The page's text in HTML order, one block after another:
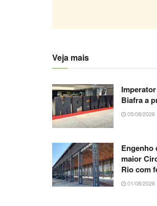
Veja mais
Biafra a
05/08/2026
Engenho
maior
Rio com
01/08/2026